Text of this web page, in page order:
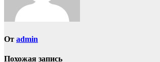
От admin
Похожая запись